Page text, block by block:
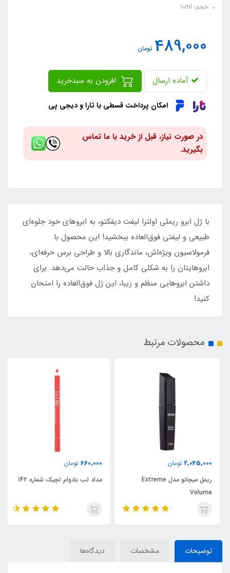
حجم: 10ml
489,000 تومان
آماده ارسال
امکان پرداخت قسطی با تارا و دیجی پی
در صورت نیاز، قبل از خرید با ما تماس
بگیرید.
با ژل ابرو ریملی اولترا لیفت دیفکتو، به ابروهای خود جلوه‌ای
طبیعی و لیفتی فوق‌العاده ببخشید! این محصول با
فرمولاسیون ویژه‌اش، ماندگاری بالا و طراحی برس حرفه‌ای،
ابروهایتان را به شکلی کامل و جذاب حالت می‌دهد. برای
داشتن ابروهایی منظم و زیبا، این ژل فوق‌العاده را امتحان
کنید!
محصولات مرتبط
2,045,000 تومان
ریمل میچانو مدل Extreme
Volume
660,000 تومان
مداد لب بادوام لچیک شماره 142
توضیحات مشخصات دیدگاه‌ها